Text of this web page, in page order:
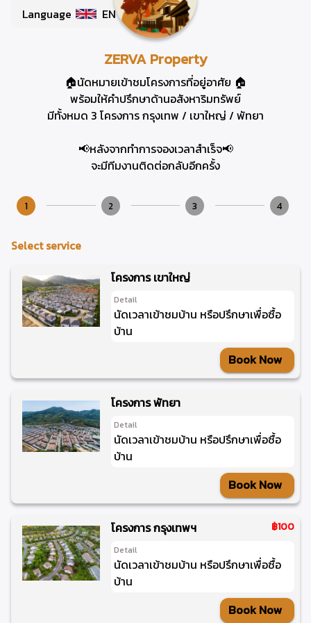
Language EN
ZERVA Property
🏠นัดหมายเข้าชมโครงการที่อยู่อาศัย 🏠
พร้อมให้คำปรึกษาด้านอสังหาริมทรัพย์
มีทั้งหมด 3 โครงการ กรุงเทพ / เขาใหญ่ / พัทยา
📢หลังจากทำการจองเวลาสำเร็จ📢
จะมีทีมงานติดต่อกลับอีกครั้ง
1 2 3 4
Select service
โครงการ เขาใหญ่
Detail
นัดเวลาเข้าชมบ้าน หรือปรึกษาเพื่อซื้อ
บ้าน
Book Now
โครงการ พัทยา
Detail
นัดเวลาเข้าชมบ้าน หรือปรึกษาเพื่อซื้อ
บ้าน
Book Now
โครงการ กรุงเทพฯ ฿100
Detail
นัดเวลาเข้าชมบ้าน หรือปรึกษาเพื่อซื้อ
บ้าน
Book Now